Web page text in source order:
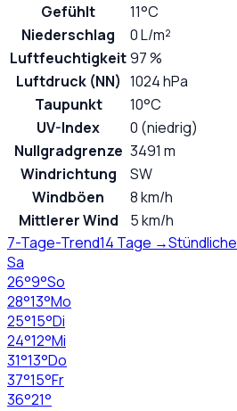
Gefühlt
11°C
Niederschlag
0 L/m²
Luftfeuchtigkeit97 %
Luftdruck (NN) 1024 hPa
Taupunkt
10°C
UV-Index
0 (niedrig)
Nullgradgrenze 3491 m
Windrichtung
SW
Windböen
8 km/h
Mittlerer Wind
5 km/h
7-Tage-Trend14 Tage →
Sa
26°9°So
28°13°Mo
25°15°Di
24°12°Mi
31°13°Do
37°15°Fr
36°21°